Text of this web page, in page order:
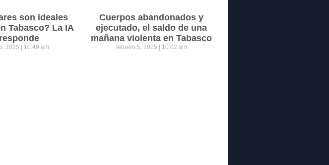
son ideales
Tabasco? La IA
2025 10:49 am
Cuerpos abandonados y
ejecutado, el saldo de una
mañana violenta en Tabasco
febrero 5, 2025 10:02 am